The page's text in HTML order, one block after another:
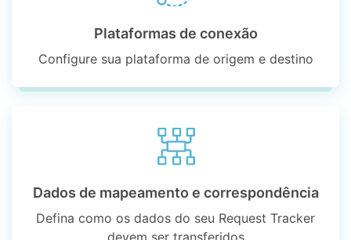
Plataformas de conexão
Configure sua plataforma de origem e destino
Dados de mapeamento e correspondência
Defina como os dados do seu Request Tracker
devem ser transferidos